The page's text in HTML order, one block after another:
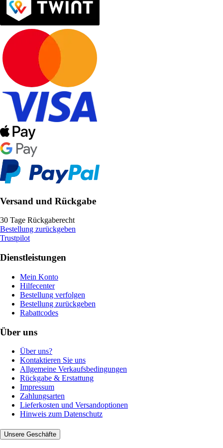
Versand und Rückgabe
30 Tage Rückgaberecht
Bestellung zurückgeben
Trustpilot
Dienstleistungen
Mein Konto
Hilfecenter
Bestellung verfolgen
Bestellung zurückgeben
Rabattcodes
Über uns
Über uns?
Kontaktieren Sie uns
Allgemeine Verkaufsbedingungen
Rückgabe & Erstattung
Impressum
Zahlungsarten
Lieferkosten und Versandoptionen
Hinweis zum Datenschutz
Unsere Geschäfte